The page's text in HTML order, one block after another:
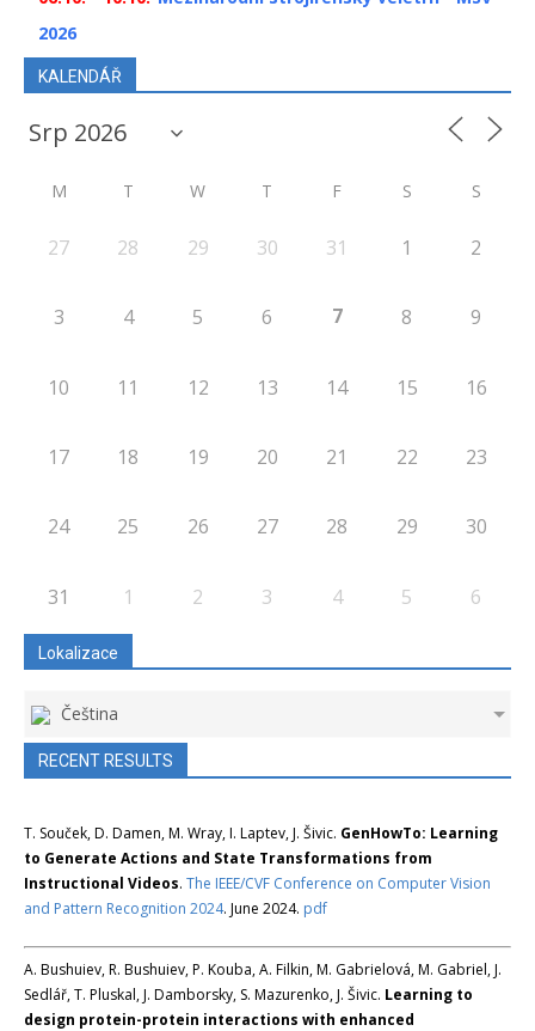
2026
KALENDÁŘ
M T W T F S S
27 28 29 30 31 1 2
3 4 5 6 7 8 9
10 11 12 13 14 15 16
17 18 19 20 21 22 23
24 25 26 27 28 29 30
31 1 2 3 4 5 6
Lokalizace
Čeština
RECENT RESULTS
T. Souček, D. Damen, M. Wray, I. Laptev, J. Šivic. GenHowTo: Learning
to Generate Actions and State Transformations from
Instructional Videos. The IEEE/CVF Conference on Computer Vision
and Pattern Recognition 2024. June 2024. pdf
A. Bushuiev, R. Bushuiev, P. Kouba, A. Filkin, M. Gabrielová, M. Gabriel, J.
Sedlář, T. Pluskal, J. Damborsky, S. Mazurenko, J. Šivic. Learning to
design protein-protein interactions with enhanced